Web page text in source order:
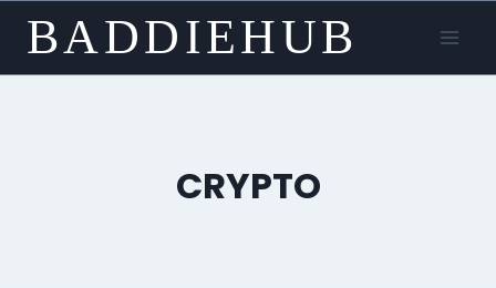
content
BADDIEHUB
CRYPTO